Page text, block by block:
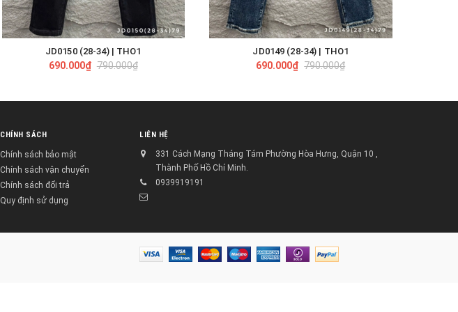
TÙY CHỌN
JD0150 (28-34) | THO1
690.000₫ 790.000₫
TÙY CHỌN
JD0149 (28-34) | THO1
690.000₫ 790.000₫
CHÍNH SÁCH
Chính sách bảo mật
Chính sách vận chuyển
Chính sách đổi trả
Quy định sử dụng
LIÊN HỆ
331 Cách Mạng Tháng Tám Phường Hòa Hưng, Quận 10 ,
Thành Phố Hồ Chí Minh.
0939919191